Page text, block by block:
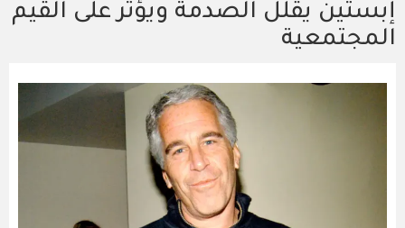
إبستين يقلل الصدمة ويؤثر على القيم
المجتمعية